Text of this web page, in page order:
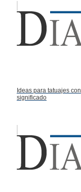
Ideas para tatuajes con
significado